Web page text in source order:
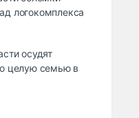
логокомплекса
осудят
целую семью в